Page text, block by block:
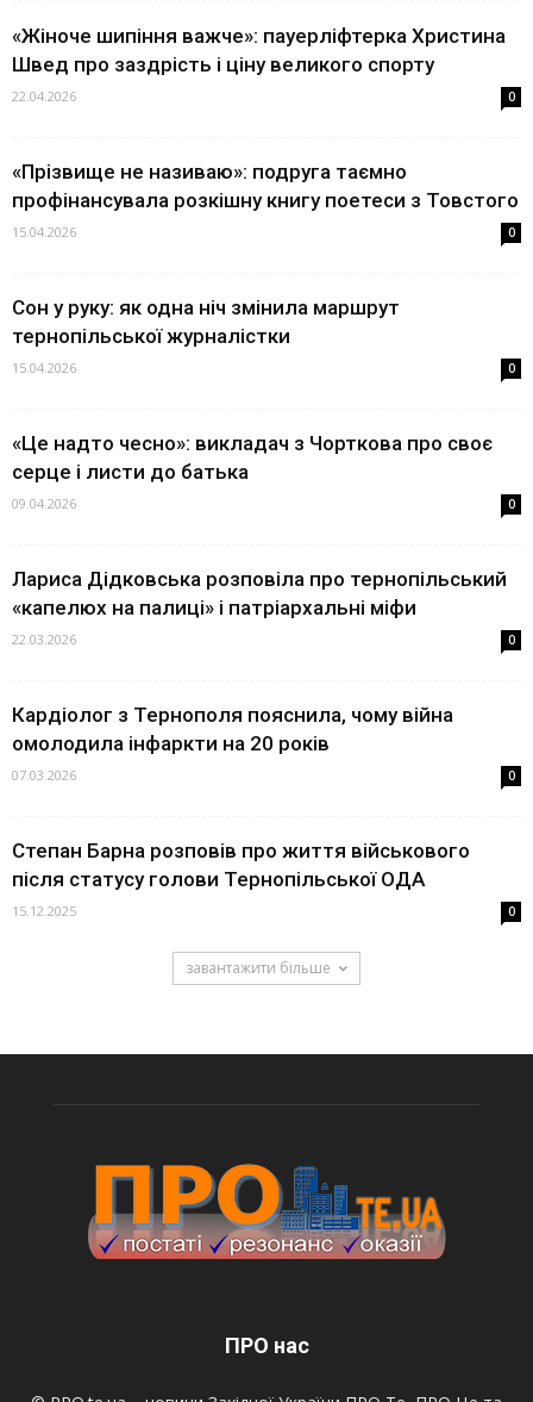
«Жіноче шипіння важче»: пауерліфтерка Христина
Швед про заздрість і ціну великого спорту
22.04.2026 0
«Прізвище не називаю»: подруга таємно
профінансувала розкішну книгу поетеси з Товстого
15.04.2026 0
Сон у руку: як одна ніч змінила маршрут
тернопільської журналістки
15.04.2026 0
«Це надто чесно»: викладач з Чорткова про своє
серце і листи до батька
09.04.2026 0
Лариса Дідковська розповіла про тернопільський
«капелюх на палиці» і патріархальні міфи
22.03.2026 0
Кардіолог з Тернополя пояснила, чому війна
омолодила інфаркти на 20 років
07.03.2026 0
Степан Барна розповів про життя військового
після статусу голови Тернопільської ОДА
15.12.2025 0
завантажити більше
ПРО нас